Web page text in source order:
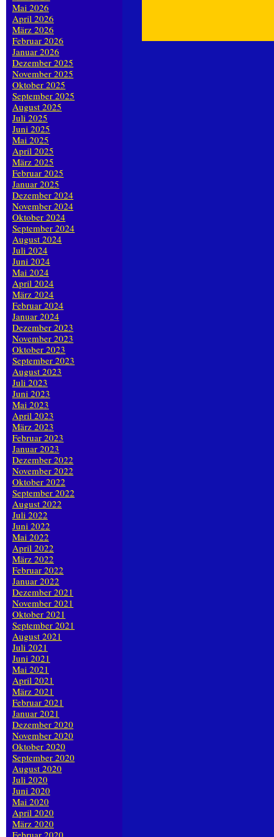
Mai 2026
April 2026
März 2026
Februar 2026
Januar 2026
Dezember 2025
November 2025
Oktober 2025
September 2025
August 2025
Juli 2025
Juni 2025
Mai 2025
April 2025
März 2025
Februar 2025
Januar 2025
Dezember 2024
November 2024
Oktober 2024
September 2024
August 2024
Juli 2024
Juni 2024
Mai 2024
April 2024
März 2024
Februar 2024
Januar 2024
Dezember 2023
November 2023
Oktober 2023
September 2023
August 2023
Juli 2023
Juni 2023
Mai 2023
April 2023
März 2023
Februar 2023
Januar 2023
Dezember 2022
November 2022
Oktober 2022
September 2022
August 2022
Juli 2022
Juni 2022
Mai 2022
April 2022
März 2022
Februar 2022
Januar 2022
Dezember 2021
November 2021
Oktober 2021
September 2021
August 2021
Juli 2021
Juni 2021
Mai 2021
April 2021
März 2021
Februar 2021
Januar 2021
Dezember 2020
November 2020
Oktober 2020
September 2020
August 2020
Juli 2020
Juni 2020
Mai 2020
April 2020
März 2020
Februar 2020